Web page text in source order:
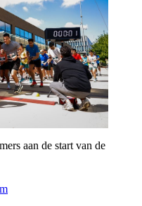
aan de start van de